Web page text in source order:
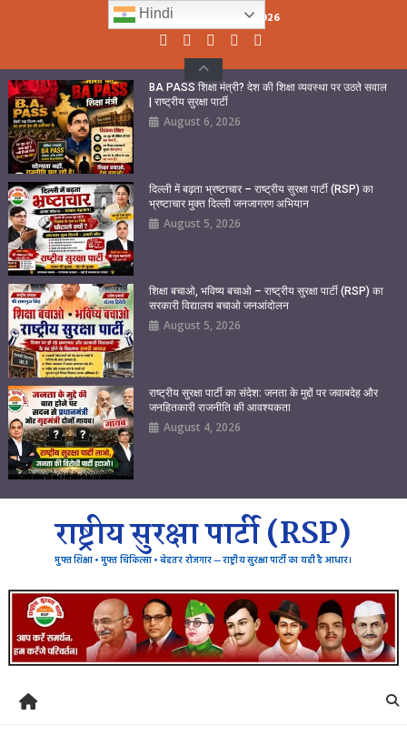
Thursday, August 06, 2026
BA PASS शिक्षा मंत्री? देश की शिक्षा व्यवस्था पर उठते सवाल
| राष्ट्रीय सुरक्षा पार्टी
August 6, 2026
दिल्ली में बढ़ता भ्रष्टाचार – राष्ट्रीय सुरक्षा पार्टी (RSP) का
भ्रष्टाचार मुक्त दिल्ली जनजागरण अभियान
August 5, 2026
शिक्षा बचाओ, भविष्य बचाओ – राष्ट्रीय सुरक्षा पार्टी (RSP) का
सरकारी विद्यालय बचाओ जनआंदोलन
August 5, 2026
राष्ट्रीय सुरक्षा पार्टी का संदेश: जनता के मुद्दों पर जवाबदेह और
जनहितकारी राजनीति की आवश्यकता
August 4, 2026
राष्ट्रीय सुरक्षा पार्टी (RSP)
मुफ्त शिक्षा • मुफ्त चिकित्सा • बेहतर रोजगार — राष्ट्रीय सुरक्षा पार्टी का यही है आधार।
Hindi